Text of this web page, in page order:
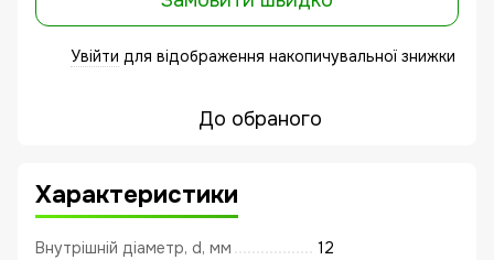
Увійти для відображення накопичувальної знижки
До обраного
Характеристики
Внутрішній діаметр, d, мм 12